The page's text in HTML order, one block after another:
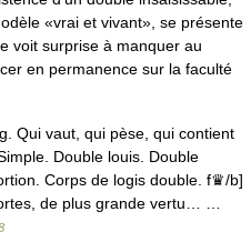
«vrai et vivant», se présente
voit surprise à manquer au
en permanence sur la faculté
Qui vaut, qui pèse, qui contient
Double louis. Double
Corps de logis double. f♛/b]
de plus grande vertu… …